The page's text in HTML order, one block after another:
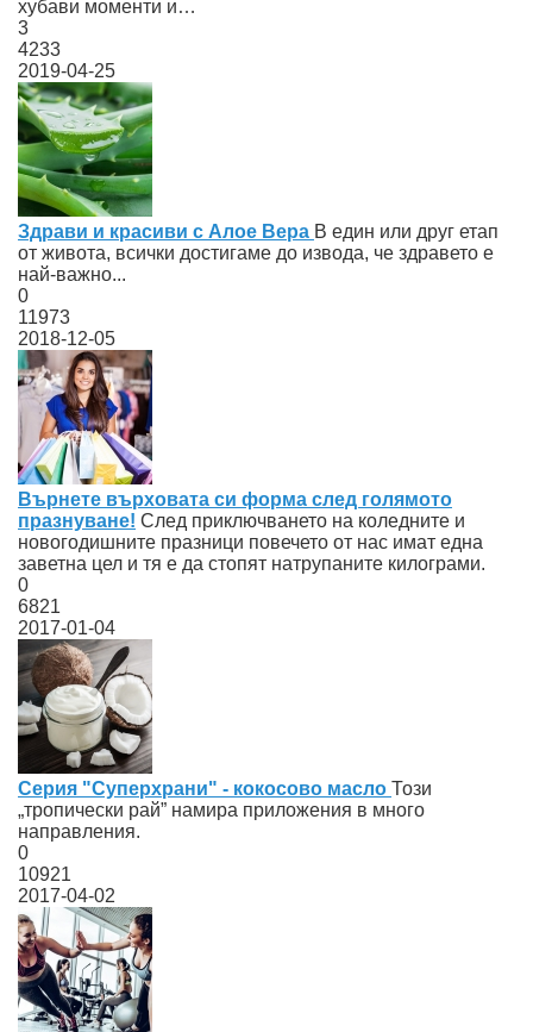
хубави моменти и…
3
4233
2019-04-25
Здрави и красиви с Алое Вера В един или друг етап
от живота, всички достигаме до извода, че здравето е
най-важно...
0
11973
2018-12-05
Върнете върховата си форма след голямото
празнуване! След приключването на коледните и
новогодишните празници повечето от нас имат една
заветна цел и тя е да стопят натрупаните килограми.
0
6821
2017-01-04
Серия "Суперхрани" - кокосово масло Този
„тропически рай” намира приложения в много
направления.
0
10921
2017-04-02